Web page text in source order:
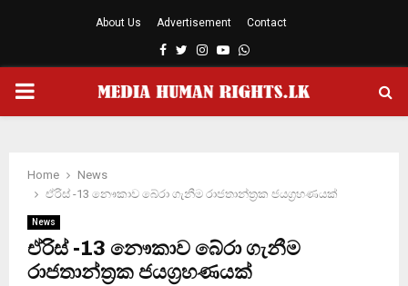
About Us Advertisement Contact
Facebook
TwitterInstagram
YoutubeWhatsapp
PRIMARY
Home
News
ඒරිස් -13 නෞකාව බේරා ගැනීම රාජතාන්ත්‍රක ජයග්‍රහණයක්
News
ඒරිස් -13 නෞකාව බේරා ගැනීම
රාජතාන්ත්‍රක ජයග්‍රහණයක්